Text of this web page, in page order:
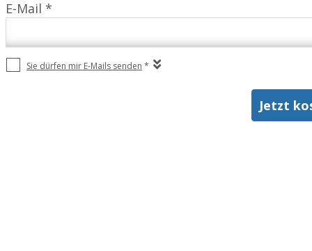
E-Mail *
Sie dürfen mir E-Mails senden *
Jetzt